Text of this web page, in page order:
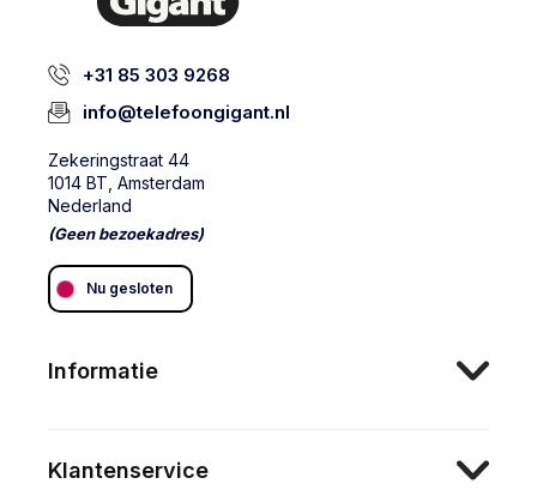
+31 85 303 9268
info@telefoongigant.nl
Zekeringstraat 44
1014 BT, Amsterdam
Nederland
(Geen bezoekadres)
Nu gesloten
Informatie
Klantenservice